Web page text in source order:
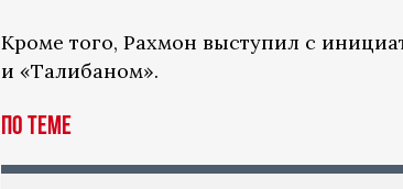
Кроме того, Рахмон выступил с
и «Талибаном».
По теме